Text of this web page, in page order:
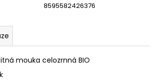
8595582426376
mouka celozrnná BIO